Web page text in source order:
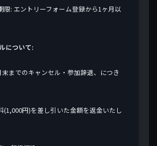
限: エントリーフォーム登録から1ヶ月以
について:
末までのキャンセル・参加辞退、につき
(1,000円)を差し引いた金額を返金いたし